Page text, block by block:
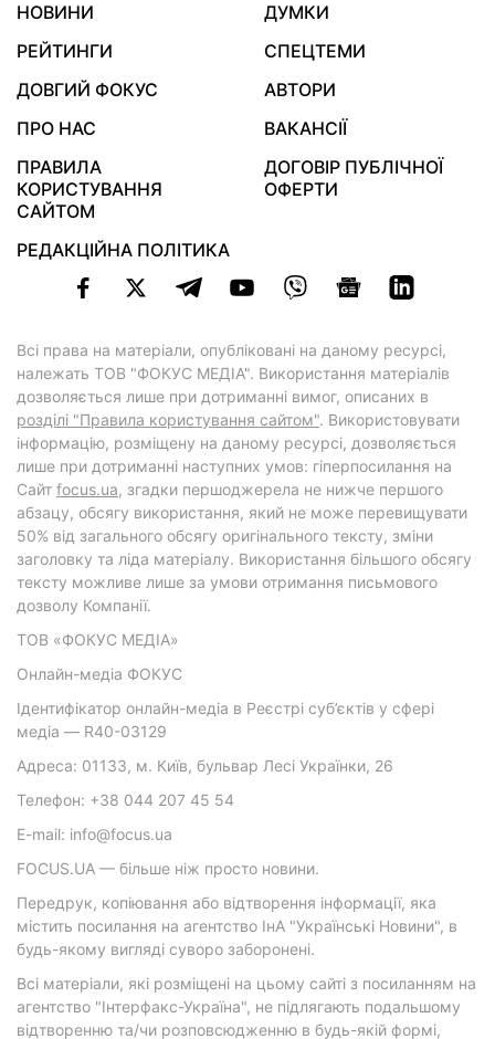
НОВИНИ
ДУМКИ
РЕЙТИНГИ
СПЕЦТЕМИ
ДОВГИЙ ФОКУС
АВТОРИ
ПРО НАС
ВАКАНСІЇ
ПРАВИЛА
КОРИСТУВАННЯ
САЙТОМ
ДОГОВІР ПУБЛІЧНОЇ
ОФЕРТИ
РЕДАКЦІЙНА ПОЛІТИКА
Всі права на матеріали, опубліковані на даному ресурсі,
належать ТОВ "ФОКУС МЕДІА". Використання матеріалів
дозволяється лише при дотриманні вимог, описаних в
розділі "Правила користування сайтом". Використовувати
інформацію, розміщену на даному ресурсі, дозволяється
лише при дотриманні наступних умов: гіперпосилання на
Cайт focus.ua, згадки першоджерела не нижче першого
абзацу, обсягу використання, який не може перевищувати
50% від загального обсягу оригінального тексту, зміни
заголовку та ліда матеріалу. Використання більшого обсягу
тексту можливе лише за умови отримання письмового
дозволу Компанії.
ТОВ «ФОКУС МЕДІА»
Онлайн-медіа ФОКУС
Ідентифікатор онлайн-медіа в Реєстрі суб’єктів у сфері
медіа — R40-03129
Адреса: 01133, м. Київ, бульвар Лесі Українки, 26
Телефон: +38 044 207 45 54
E-mail: info@focus.ua
FOCUS.UA — більше ніж просто новини.
Передрук, копіювання або відтворення інформації, яка
містить посилання на агентство ІнА "Українські Новини", в
будь-якому вигляді суворо заборонені.
Всі матеріали, які розміщені на цьому сайті з посиланням на
агентство "Інтерфакс-Україна", не підлягають подальшому
відтворенню та/чи розповсюдженню в будь-якій формі,